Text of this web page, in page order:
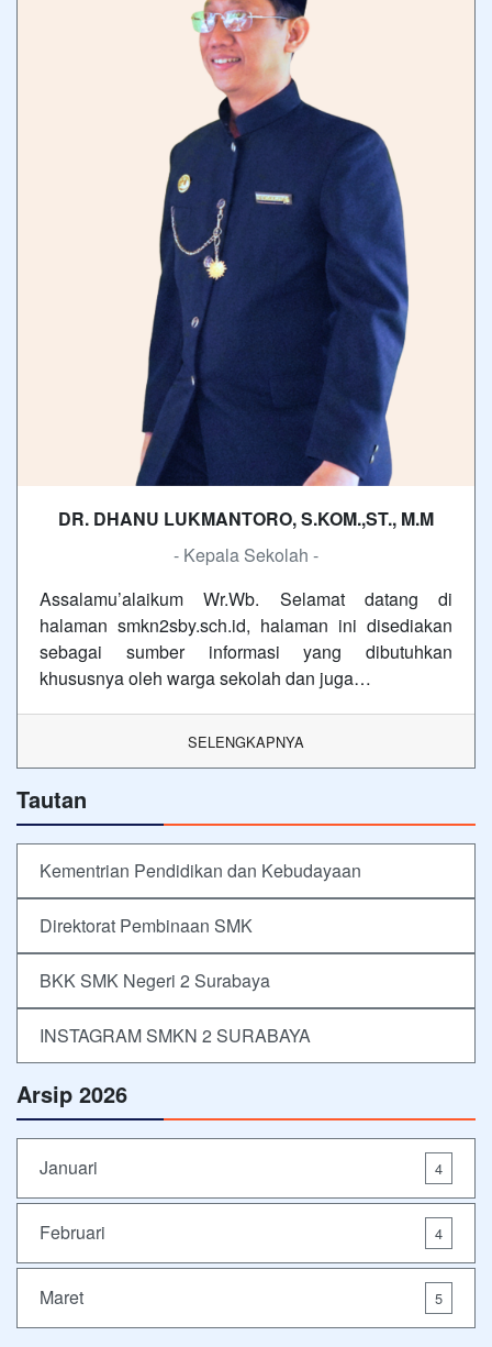
DR. DHANU LUKMANTORO, S.KOM.,ST., M.M
- Kepala Sekolah -
Assalamu’alaikum Wr.Wb. Selamat datang di
halaman smkn2sby.sch.id, halaman ini disediakan
sebagai sumber informasi yang dibutuhkan
khususnya oleh warga sekolah dan juga…
SELENGKAPNYA
Tautan
Kementrian Pendidikan dan Kebudayaan
Direktorat Pembinaan SMK
BKK SMK Negeri 2 Surabaya
INSTAGRAM SMKN 2 SURABAYA
Arsip 2026
Januari 4
Februari 4
Maret 5